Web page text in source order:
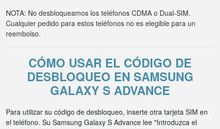
NOTA: No desbloqueamos los teléfonos CDMA o Dual-SIM.
Cualquier pedido para estos teléfonos no es elegible para un
reembolso.
CÓMO USAR EL CÓDIGO DE
DESBLOQUEO EN SAMSUNG
GALAXY S ADVANCE
Para utilizar su código de desbloqueo, inserte otra tarjeta SIM en
el teléfono. Su Samsung Galaxy S Advance lee "Introduzca el